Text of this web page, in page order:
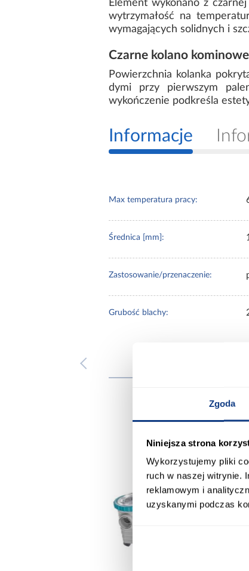
Zgoda
Niniejsza strona
Wykorzystujemy pliki
ruch w naszej witrynie.
reklamowym i
uzyskanymi podczas
Element wykonano z
wytrzymałość na
wymagających solidnych i
Czarne kolano
Powierzchnia kolanka
dymi przy pierwszym
wykończenie podkreśla
Informacje
Max temperatura pracy:
Średnica [mm]:
Zastosowanie/przenaczenie:
Grubość blachy: